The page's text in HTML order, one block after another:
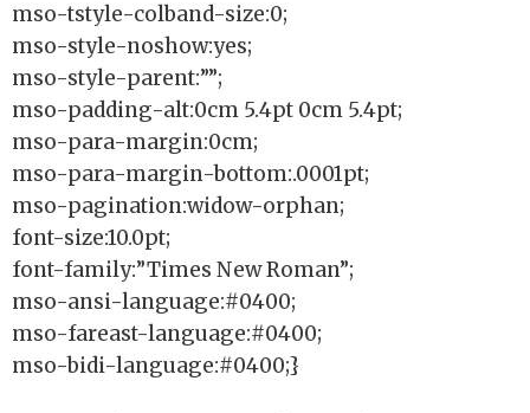
mso-tstyle-colband-size:0;
mso-style-noshow:yes;
mso-style-parent:””;
mso-padding-alt:0cm 5.4pt 0cm 5.4pt;
mso-para-margin:0cm;
mso-para-margin-bottom:.0001pt;
mso-pagination:widow-orphan;
font-size:10.0pt;
font-family:”Times New Roman”;
mso-ansi-language:#0400;
mso-fareast-language:#0400;
mso-bidi-language:#0400;}